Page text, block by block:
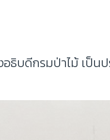
ธิบดีกรมป่าไม้ เป็น